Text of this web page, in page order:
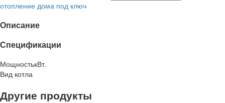
отопление дома под ключ
Описание
Спецификации
МощностькВт.
Вид котла
Другие продукты